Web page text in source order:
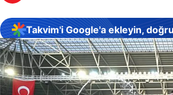
Takvim'i Google'a ekleyin,